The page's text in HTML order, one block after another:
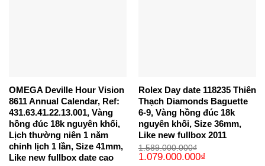
OMEGA Deville Hour Vision
8611 Annual Calendar, Ref:
431.63.41.22.13.001, Vàng
hồng đúc 18k nguyên khối,
Lịch thường niên 1 năm
chỉnh lịch 1 lần, Size 41mm,
Like new fullbox date cao
Rolex Day date 118235 Thiên
Thạch Diamonds Baguette
6-9, Vàng hồng đúc 18k
nguyên khối, Size 36mm,
Like new fullbox 2011
1.589.000.000₫
Giá
gốc
1.079.000.000₫Giá